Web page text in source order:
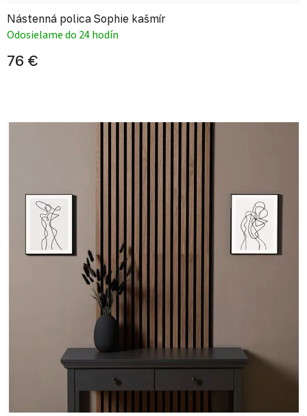
Nástenná polica Sophie kašmír
Odosielame do 24 hodín
76 €